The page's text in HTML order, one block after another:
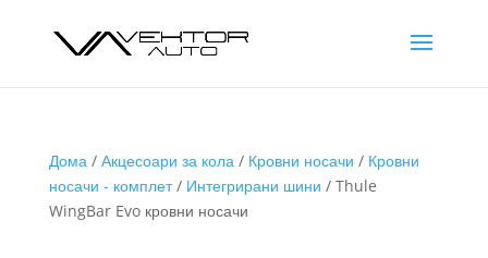
Дома/ Акцесоари за кола/ Кровни носачи / Кровни
носачи - комплет/ Интегрирани шини / Thule
WingBar Evo кровни носачи